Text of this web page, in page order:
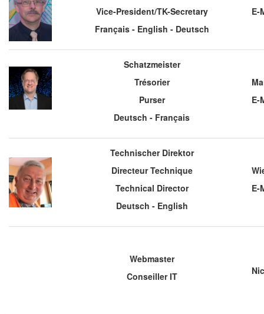
Vice-President/TK-Secretary
Français - English - Deutsch
E-
Schatzmeister
Trésorier
Purser
Deutsch - Français
E-
Technischer Direktor
Directeur Technique
Technical Director
Deutsch - English
E-
Webmaster
Conseiller IT